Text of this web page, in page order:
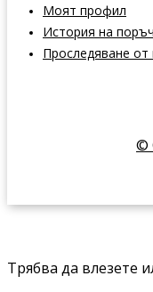
Моят профил
История на
Проследяване от
©
Трябва да влезете